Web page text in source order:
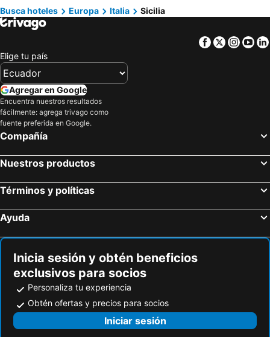
Hoteles en Noruega
Hoteles en Nueva Jersey
Hoteles en Nueva York
Hoteles en Letojanni
Hoteles en Alcamo
Hoteles en Menfi
Hoteles en Vittoria
Hoteles en Marzamemi
Hoteles en Scicli
Hoteles en Calatafimi
Hoteles en Milazzo
Hoteles en Gioiosa Marea
Hoteles en Monreale
Hoteles en Balestrate
Hoteles en Panarea
Hoteles en Enna
Hoteles en Monforte San Giorgio
Hoteles en Castiglione di Sicilia
Busca hoteles Europa Italia Sicilia
Facebook
Twitter
Elige tu país
Agregar en Google
Encuentra nuestros resultados
fácilmente: agrega trivago como
fuente preferida en Google.
Compañía
Nuestros productos
Términos y políticas
Ayuda
Inicia sesión y obtén beneficios
exclusivos para socios
Personaliza tu experiencia
Obtén ofertas y precios para socios
Iniciar sesión